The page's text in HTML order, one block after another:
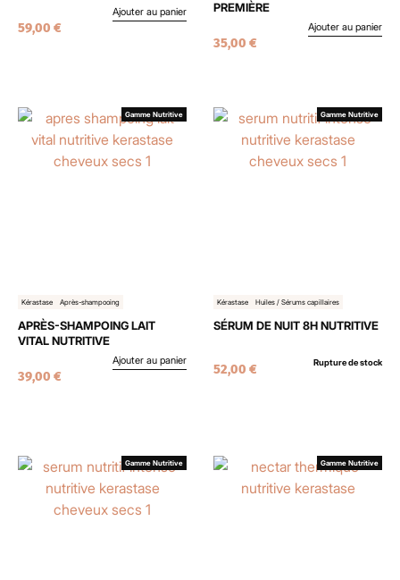
59,00 €
Ajouter au panier
PREMIÈRE
35,00 €
Ajouter au panier
Gamme Nutritive
Kérastase Après-shampooing
APRÈS-SHAMPOING LAIT
VITAL NUTRITIVE
39,00 €
Ajouter au panier
Gamme Nutritive
Kérastase Huiles / Sérums capillaires
SÉRUM DE NUIT 8H NUTRITIVE
52,00 € Rupture de stock
Gamme Nutritive Gamme Nutritive